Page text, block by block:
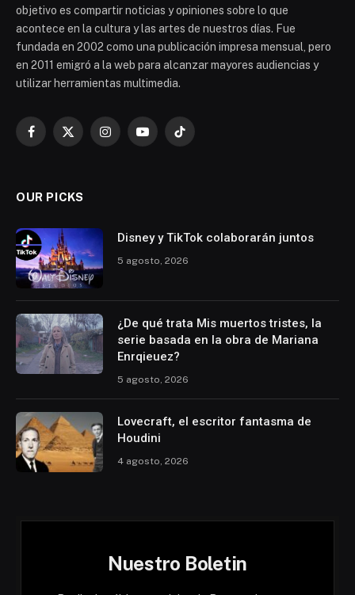
objetivo es compartir noticias y opiniones sobre lo que
acontece en la cultura y las artes de nuestros días. Fue
fundada en 2002 como una publicación impresa mensual, pero
en 2011 emigró a la web para alcanzar mayores audiencias y
utilizar herramientas multimedia.
Facebook
X
InstagramYouTubeTikTok
OUR PICKS
Disney y TikTok colaborarán juntos
5 agosto, 2026
¿De qué trata Mis muertos tristes, la
serie basada en la obra de Mariana
Enrqieuez?
5 agosto, 2026
Lovecraft, el escritor fantasma de
Houdini
4 agosto, 2026
Nuestro Boletin